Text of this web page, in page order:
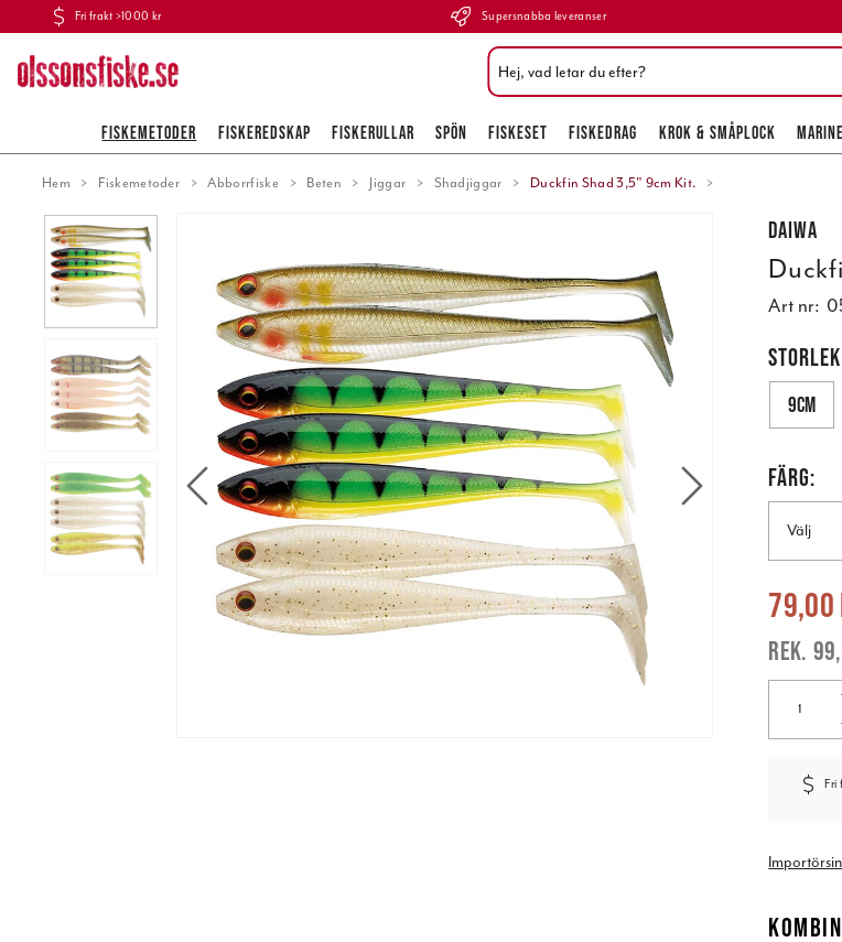
Fri frakt >1000 kr Supersnabba leveranser
FISKEMETODER FISKEREDSKAP FISKERULLAR SPÖN FISKESET FISKEDRAG KROK & SMÅPLOCK
Hem Fiskemetoder Abborrfiske Beten Jiggar Shadjiggar Duckfin Shad 3,5" 9cm Kit.
Daiwa
Art nr:
STORLEK
9cm
FÄRG:
Välj
Nuvarande
Fri